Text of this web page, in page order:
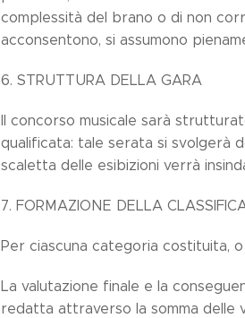
complessità del brano o di non
acconsentono, si assumono
6. STRUTTURA DELLA GARA
Il concorso musicale sarà
qualificata: tale serata si svolgerà
scaletta delle esibizioni verrà
7. FORMAZIONE DELLA
Per ciascuna categoria costituita,
La valutazione finale e la
redatta attraverso la somma delle